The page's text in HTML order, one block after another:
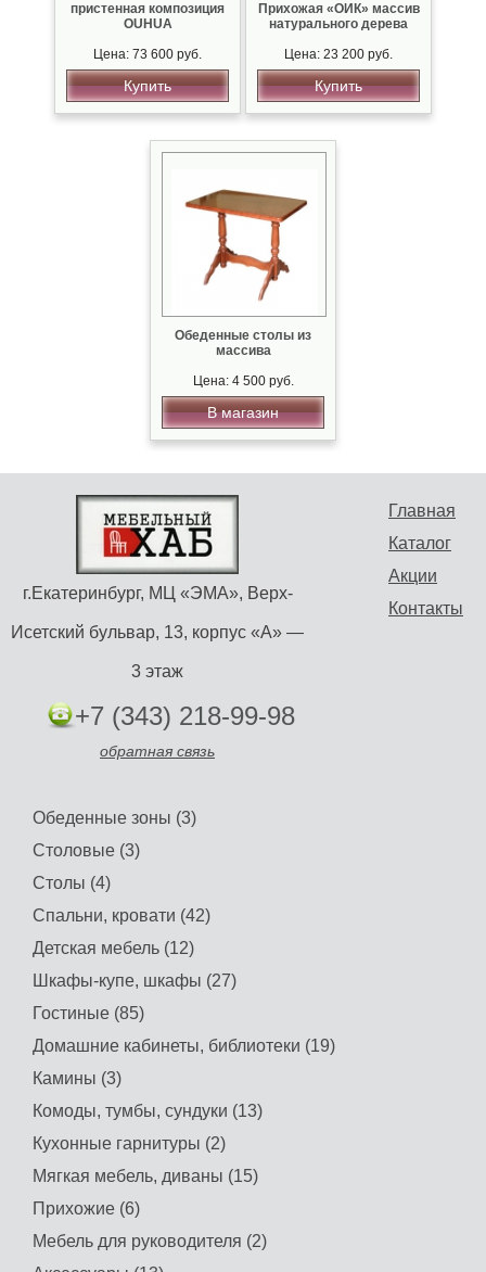
пристенная композиция
OUHUA
Цена: 73 600 руб.
Купить
Прихожая «ОИК» массив
натурального дерева
Цена: 23 200 руб.
Купить
Обеденные столы из
массива
Цена: 4 500 руб.
В магазин
Главная
Каталог
Акции
Контакты
г.Екатеринбург, МЦ «ЭМА», Верх-
Исетский бульвар, 13, корпус «А» —
3 этаж
+7 (343) 218-99-98
обратная связь
Обеденные зоны (3)
Столовые (3)
Столы (4)
Спальни, кровати (42)
Детская мебель (12)
Шкафы-купе, шкафы (27)
Гостиные (85)
Домашние кабинеты, библиотеки (19)
Камины (3)
Комоды, тумбы, сундуки (13)
Кухонные гарнитуры (2)
Мягкая мебель, диваны (15)
Прихожие (6)
Мебель для руководителя (2)